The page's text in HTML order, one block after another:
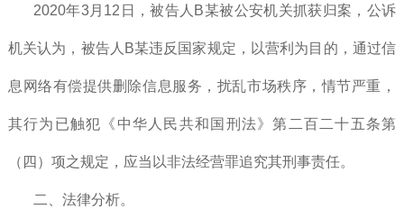
2020年3月12日，被告人B某被公安机关抓获归案，公诉
机关认为，被告人B某违反国家规定，以营利为目的，通过信
息网络有偿提供删除信息服务，扰乱市场秩序，情节严重，
其行为已触犯《中华人民共和国刑法》第二百二十五条第
（四）项之规定，应当以非法经营罪追究其刑事责任。
二、法律分析。